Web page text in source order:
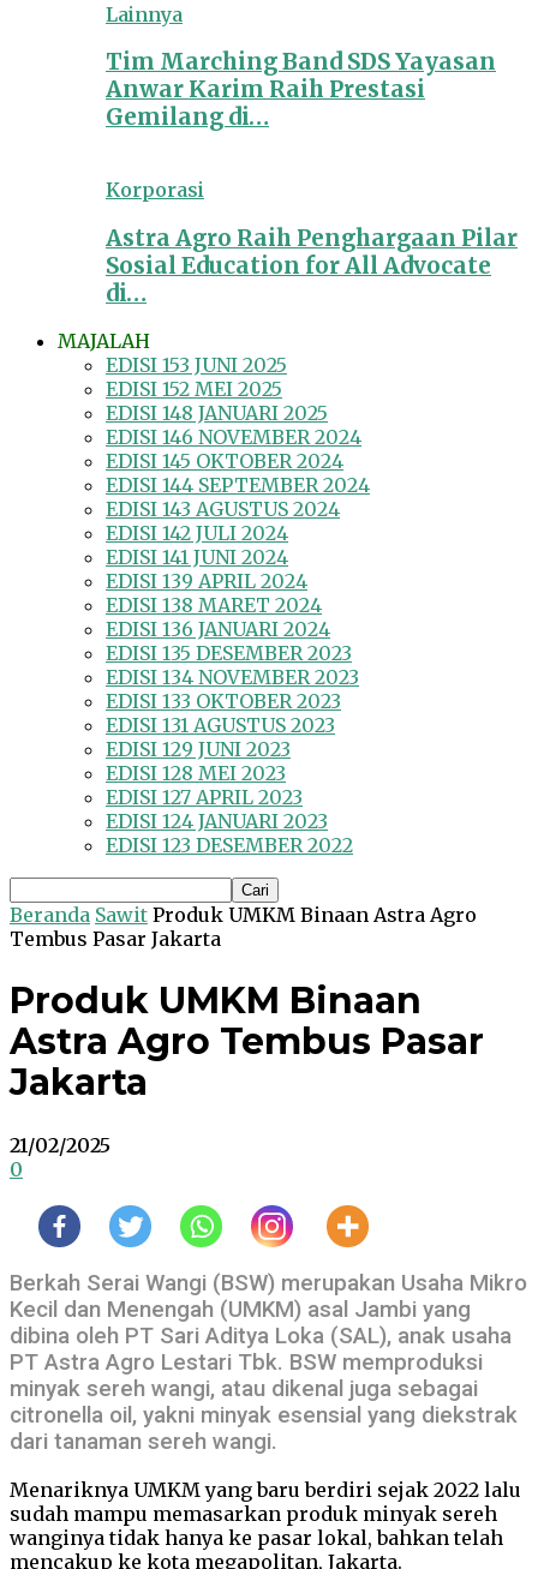
Lainnya
Tim Marching Band SDS Yayasan
Anwar Karim Raih Prestasi
Gemilang di…
Korporasi
Astra Agro Raih Penghargaan Pilar
Sosial Education for All Advocate
di…
MAJALAH
EDISI 153 JUNI 2025
EDISI 152 MEI 2025
EDISI 148 JANUARI 2025
EDISI 146 NOVEMBER 2024
EDISI 145 OKTOBER 2024
EDISI 144 SEPTEMBER 2024
EDISI 143 AGUSTUS 2024
EDISI 142 JULI 2024
EDISI 141 JUNI 2024
EDISI 139 APRIL 2024
EDISI 138 MARET 2024
EDISI 136 JANUARI 2024
EDISI 135 DESEMBER 2023
EDISI 134 NOVEMBER 2023
EDISI 133 OKTOBER 2023
EDISI 131 AGUSTUS 2023
EDISI 129 JUNI 2023
EDISI 128 MEI 2023
EDISI 127 APRIL 2023
EDISI 124 JANUARI 2023
EDISI 123 DESEMBER 2022
Beranda Sawit Produk UMKM Binaan Astra Agro
Tembus Pasar Jakarta
Produk UMKM Binaan
Astra Agro Tembus Pasar
Jakarta
21/02/2025
0
Berkah Serai Wangi (BSW) merupakan Usaha Mikro
Kecil dan Menengah (UMKM) asal Jambi yang
dibina oleh PT Sari Aditya Loka (SAL), anak usaha
PT Astra Agro Lestari Tbk. BSW memproduksi
minyak sereh wangi, atau dikenal juga sebagai
citronella oil, yakni minyak esensial yang diekstrak
dari tanaman sereh wangi.
Menariknya UMKM yang baru berdiri sejak 2022 lalu
sudah mampu memasarkan produk minyak sereh
wanginya tidak hanya ke pasar lokal, bahkan telah
mencakup ke kota megapolitan, Jakarta.